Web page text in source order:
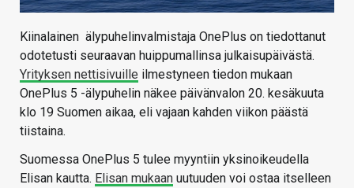
Kiinalainen älypuhelinvalmistaja OnePlus on tiedottanut
odotetusti seuraavan huippumallinsa julkaisupäivästä.
Yrityksen nettisivuille ilmestyneen tiedon mukaan
OnePlus 5 -älypuhelin näkee päivänvalon 20. kesäkuuta
klo 19 Suomen aikaa, eli vajaan kahden viikon päästä
tiistaina.
Suomessa OnePlus 5 tulee myyntiin yksinoikeudella
Elisan kautta. Elisan mukaan uutuuden voi ostaa itselleen